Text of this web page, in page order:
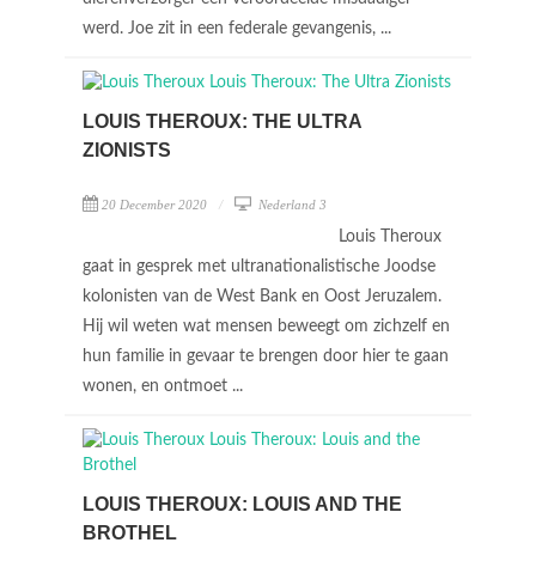
werd. Joe zit in een federale gevangenis, ...
LOUIS THEROUX: THE ULTRA
ZIONISTS
20 December 2020 Nederland 3
Louis Theroux
gaat in gesprek met ultranationalistische Joodse
kolonisten van de West Bank en Oost Jeruzalem.
Hij wil weten wat mensen beweegt om zichzelf en
hun familie in gevaar te brengen door hier te gaan
wonen, en ontmoet ...
LOUIS THEROUX: LOUIS AND THE
BROTHEL